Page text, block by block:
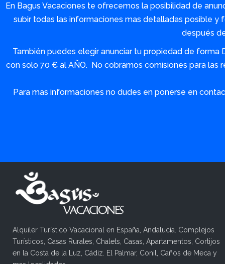
En Bagus Vacaciones te ofrecemos la posibilidad de
subir todas las informaciones mas detalladas posible
después
También puedes elegir anunciar tu propiedad de forma
con solo 70 € al AÑO. No cobramos comisiones para las
Para mas informaciones no dudes en ponerse en
Alquiler Turístico Vacacional en España, Andalucía. Complejos
Turísticos, Casas Rurales, Chalets, Casas, Apartamentos, Cortijos
en la Costa de la Luz, Cádiz. El Palmar, Conil, Caños de Meca y